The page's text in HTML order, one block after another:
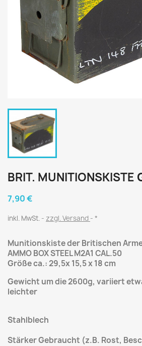
BRIT. MUNITIONSKISTE
7,90 €
inkl. MwSt. zzgl. Versand *
Munitionskiste der Britischen
AMMO BOX STEEL M2A1 CAL.50
Größe ca.: 29,5x 15,5 x 18 cm
Gewicht um die 2600g, variiert
leichter
Stahlblech
Stärker Gebraucht (z.B. Rost,